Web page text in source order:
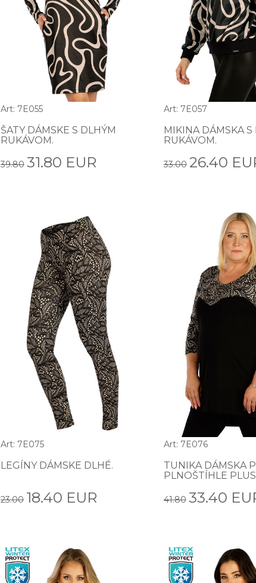
Art: 7E055
ŠATY DÁMSKE S DLHÝM
RUKÁVOM.
39.80 31.80 EUR
Art: 7E057
MIKINA DÁMSKA S
RUKÁVOM.
33.00 26.40
Art: 7E075
LEGÍNY DÁMSKE DLHÉ.
23.00 18.40 EUR
Art: 7E076
TUNIKA DÁMSKA
PLNOŠTÍHLE
41.80 33.40